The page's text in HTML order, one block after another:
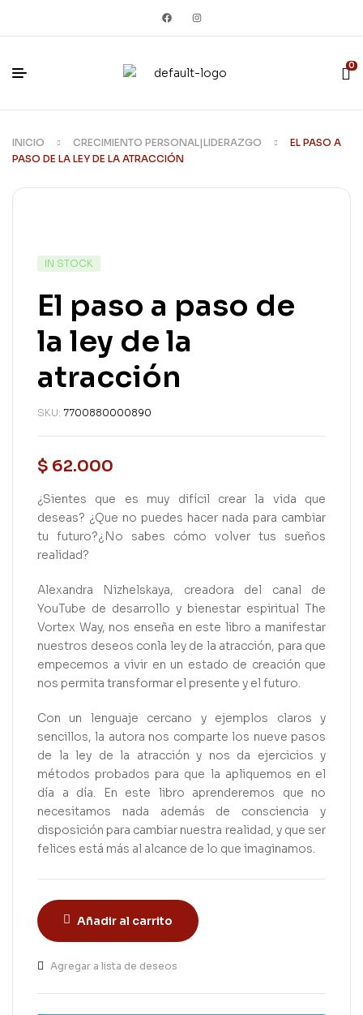
0
INICIO CRECIMIENTO PERSONAL|LIDERAZGO
EL PASO A
PASO DE LA LEY DE LA ATRACCIÓN
IN STOCK
El paso a paso de
la ley de la
atracción
SKU: 7700880000890
$ 62.000
¿Sientes que es muy difícil crear la vida que
deseas? ¿Que no puedes hacer nada para cambiar
tu futuro?¿No sabes cómo volver tus sueños
realidad?
Alexandra Nizhelskaya, creadora del canal de
YouTube de desarrollo y bienestar espiritual The
Vortex Way, nos enseña en este libro a manifestar
nuestros deseos conla ley de la atracción, para que
empecemos a vivir en un estado de creación que
nos permita transformar el presente y el futuro.
Con un lenguaje cercano y ejemplos claros y
sencillos, la autora nos comparte los nueve pasos
de la ley de la atracción y nos da ejercicios y
métodos probados para que la apliquemos en el
día a día. En este libro aprenderemos que no
necesitamos nada además de consciencia y
disposición para cambiar nuestra realidad, y que ser
felices está más al alcance de lo que imaginamos.
Añadir al carrito
Agregar a lista de deseos